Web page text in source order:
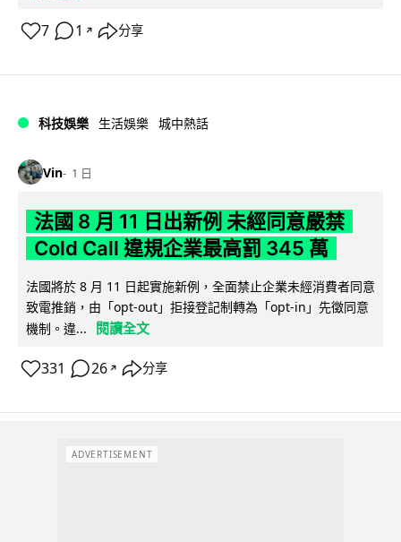
7 1 ↗ 分享
科技娛樂 生活娛樂 城中熱話
Vin 1 日
法國 8 月 11 日出新例 未經同意嚴禁
Cold Call 違規企業最高罰 345 萬
法國將於 8 月 11 日起實施新例，全面禁止企業未經消費者同意
致電推銷，由「opt-out」拒接登記制轉為「opt-in」先徵同意
機制。違...
閱讀全文
331 26 ↗ 分享
ADVERTISEMENT